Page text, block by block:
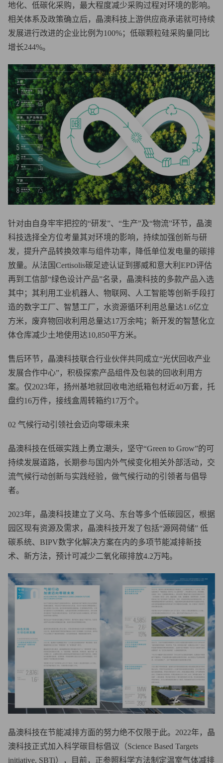
地化、低碳化采购，最大程度减少采购过程对环境的影响。
相关体系及政策确立后，晶澳科技上游供应商承诺就可持续
发展进行改进的企业比例为100%；低碳颗粒硅采购量同比
增长244%。
针对由自身牢牢把控的“研发”、“生产”及“物流”环节，晶澳
科技选择全方位考量其对环境的影响，持续加强创新与研
发，提升产品转换效率与组件功率，降低单位发电量的碳排
放量。从法国Certisolis碳足迹认证到挪威和意大利EPD评估
再到工信部“绿色设计产品”名录，晶澳科技的多款产品入选
其中；其利用工业机器人、物联网、人工智能等创新手段打
造的数字工厂、智慧工厂，水资源循环利用总量达1.6亿立
方米，废弃物回收利用总量达17万余吨；新开发的智慧化立
体仓库减少土地使用达10,850平方米。
售后环节，晶澳科技联合行业伙伴共同成立“光伏回收产业
发展合作中心”，积极探索产品组件及包装的回收利用方
案。仅2023年，扬州基地就回收电池纸箱包材近40万套，托
盘约16万件，接线盒周转箱约17万个。
02 气候行动引领社会迈向零碳未来
晶澳科技在低碳实践上勇立潮头，坚守“Green to Grow”的可
持续发展道路，长期参与国内外气候变化相关外部活动，交
流气候行动创新与实践经验，做气候行动的引领者与倡导
者。
2023年，晶澳科技建立了义乌、东台等多个低碳园区，根据
园区现有资源及需求，晶澳科技开发了包括“源网荷储” 低
碳系统、BIPV数字化解决方案在内的多项节能减排新技
术、新方法，预计可减少二氧化碳排放4.2万吨。
晶澳科技在节能减排方面的努力绝不仅限于此。2022年，晶
澳科技正式加入科学碳目标倡议（Science Based Targets
initiative, SBTi），目前，正参照科学方法制定温室气体减排